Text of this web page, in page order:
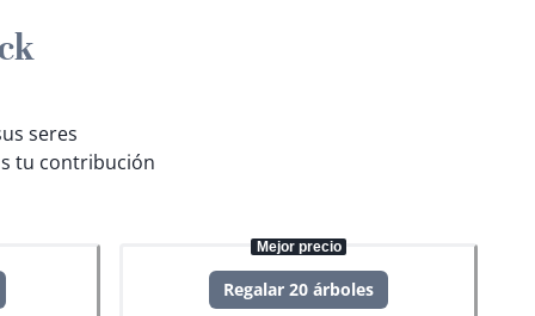
seres
tu contribución
Mejor precio
Regalar 20 árboles